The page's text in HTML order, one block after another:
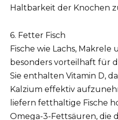
Haltbarkeit der Knochen
6. Fetter Fisch
Fische wie Lachs, Makrele
besonders vorteilhaft für
Sie enthalten Vitamin D,
Kalzium effektiv
liefern fetthaltige Fische
Omega-3-Fettsäuren, die